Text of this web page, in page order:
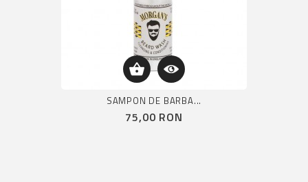
SAMPON DE BARBA...
Pret
75,00 RON